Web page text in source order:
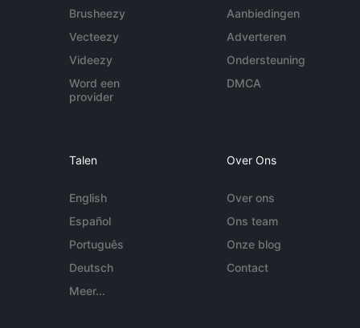
Brusheezy
Vecteezy
Videezy
Word een
provider
Aanbiedingen
Adverteren
Ondersteuning
DMCA
Talen
English
Español
Português
Deutsch
Meer...
Over Ons
Over ons
Ons team
Onze blog
Contact